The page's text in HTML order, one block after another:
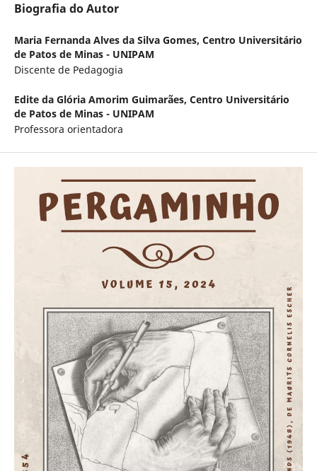
Biografia do Autor
Maria Fernanda Alves da Silva Gomes, Centro Universitário
de Patos de Minas - UNIPAM
Discente de Pedagogia
Edite da Glória Amorim Guimarães, Centro Universitário
de Patos de Minas - UNIPAM
Professora orientadora